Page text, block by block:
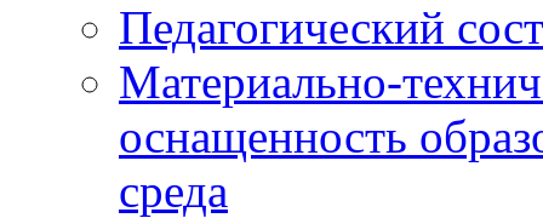
Педагогический
Материально-
оснащенность
среда